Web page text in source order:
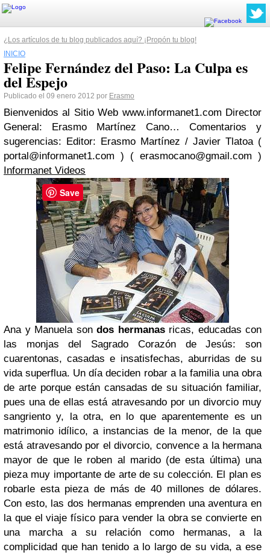
¿Los artículos de tu blog publicados aquí? ¡Propón tu blog!
INICIO
Felipe Fernández del Paso: La Culpa es
del Espejo
Publicado el 09 enero 2012 por Erasmo
Bienvenidos al Sitio Web www.informanet1.com Director
General: Erasmo Martínez Cano… Comentarios y
sugerencias: Editor: Erasmo Martínez / Javier Tlatoa (
portal@informanet1.com ) ( erasmocano@gmail.com )
Informanet Videos
Ana y Manuela son dos hermanasricas, educadas con
las monjas del Sagrado Corazón de Jesús: son
cuarentonas, casadas e insatisfechas, aburridas de su
vida superflua. Un día deciden robar a la familia una obra
de arte porque están cansadas de su situación familiar,
pues una de ellas está atravesando por un divorcio muy
sangriento y, la otra, en lo que aparentemente es un
matrimonio idílico, a instancias de la menor, de la que
está atravesando por el divorcio, convence a la hermana
mayor de que le roben al marido (de esta última) una
pieza muy importante de arte de su colección. El plan es
robarle esta pieza de más de 40 millones de dólares.
Con esto, las dos hermanas emprenden una aventura en
la que el viaje físico para vender la obra se convierte en
una marcha a su relación como hermanas, a la
complicidad que han tenido a lo largo de su vida, a ese
Save